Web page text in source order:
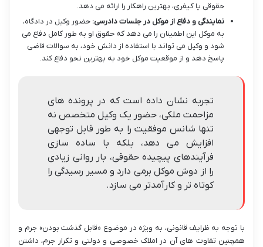
حقوقی یا کیفری، بهترین راهکار را ارائه می دهد.
نمایندگی و دفاع از موکل در جلسات دادرسی: حضور وکیل در دادگاه،
به موکل این اطمینان را می دهد که حقوق او به طور کامل دفاع می
شود و وکیل می تواند با استفاده از دانش خود، به سوالات قاضی
پاسخ دهد و از موقعیت موکل خود به بهترین نحو دفاع کند.
تجربه نشان داده است که در پرونده های
مزاحمت ملکی، حضور یک وکیل متخصص نه
تنها شانس موفقیت را به طور قابل توجهی
افزایش می دهد، بلکه با ساده سازی
فرآیندهای پیچیده حقوقی، بار روانی زیادی
را از دوش موکل برمی دارد و مسیر رسیدگی را
کوتاه تر و کارآمدتر می سازد.
با توجه به ظرایف قانونی، به ویژه در موضوع «قابل گذشت بودن» جرم و
همچنین تفاوت های آن در املاک خصوصی و دولتی و تکرار جرم، داشتن